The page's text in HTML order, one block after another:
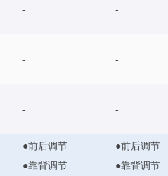
- -
- -
- -
●前后调节
●靠背调节
●前后调节
●靠背调节